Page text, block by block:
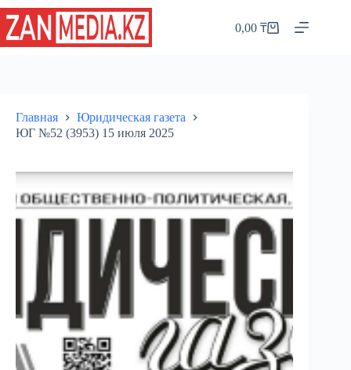
Перейти
сути
Корзина
0,00₸
Главная
Юридическая газета
ЮГ №52 (3953) 15 июля 2025